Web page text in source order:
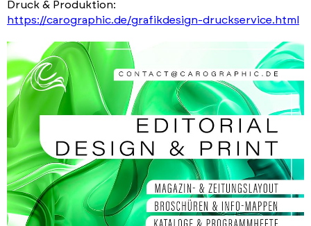
Druck & Produktion:
https://carographic.de/grafikdesign-druckservice.html